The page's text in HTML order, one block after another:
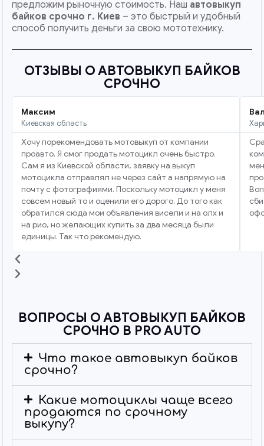
предложим рыночную стоимость. Наш автовыкуп
байков срочно г. Киев – это быстрый и удобный
способ получить деньги за свою мототехнику.
ОТЗЫВЫ О АВТОВЫКУП БАЙКОВ
СРОЧНО
Максим
Киевская область
Хочу порекомендовать мотовыкуп от компании
проавто. Я смог продать мотоцикл очень быстро.
Сам я из Киевской области, заявку на выкуп
мотоцикла отправлял не через сайт а напрямую на
почту с фотографиями. Поскольку мотоцикл у меня
совсем новый то и оценили его дорого. До того как
обратился сюда мои объявления висели и на олх и
на рио, но желающих купить за два месяца были
единицы. Так что рекомендую.
ВОПРОСЫ О АВТОВЫКУП БАЙКОВ
СРОЧНО В PRO AUTO
Что такое автовыкуп байков
срочно?
Какие мотоциклы чаще всего
продаются по срочному
выкупу?